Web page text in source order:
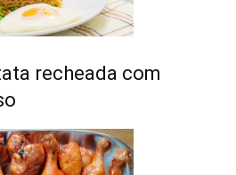
recheada com